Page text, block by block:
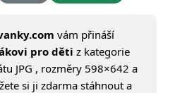
vám přináší
pro děti z kategorie
JPG , rozměry 598×642 a
si ji zdarma stáhnout a